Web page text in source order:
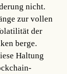
nicht.
zur vollen
der
berge.
Haltung